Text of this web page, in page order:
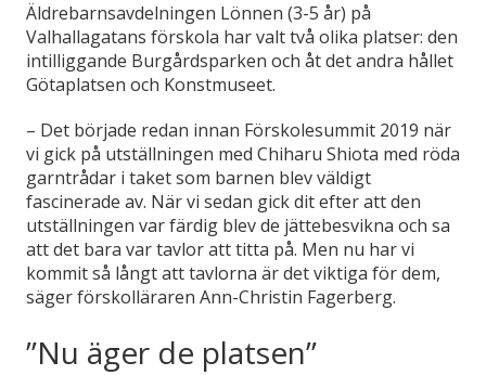
Äldrebarnsavdelningen Lönnen (3-5 år) på
Valhallagatans förskola har valt två olika platser: den
intilliggande Burgårdsparken och åt det andra hållet
Götaplatsen och Konstmuseet.
– Det började redan innan Förskolesummit 2019 när
vi gick på utställningen med Chiharu Shiota med röda
garntrådar i taket som barnen blev väldigt
fascinerade av. När vi sedan gick dit efter att den
utställningen var färdig blev de jättebesvikna och sa
att det bara var tavlor att titta på. Men nu har vi
kommit så långt att tavlorna är det viktiga för dem,
säger förskolläraren Ann-Christin Fagerberg.
”Nu äger de platsen”